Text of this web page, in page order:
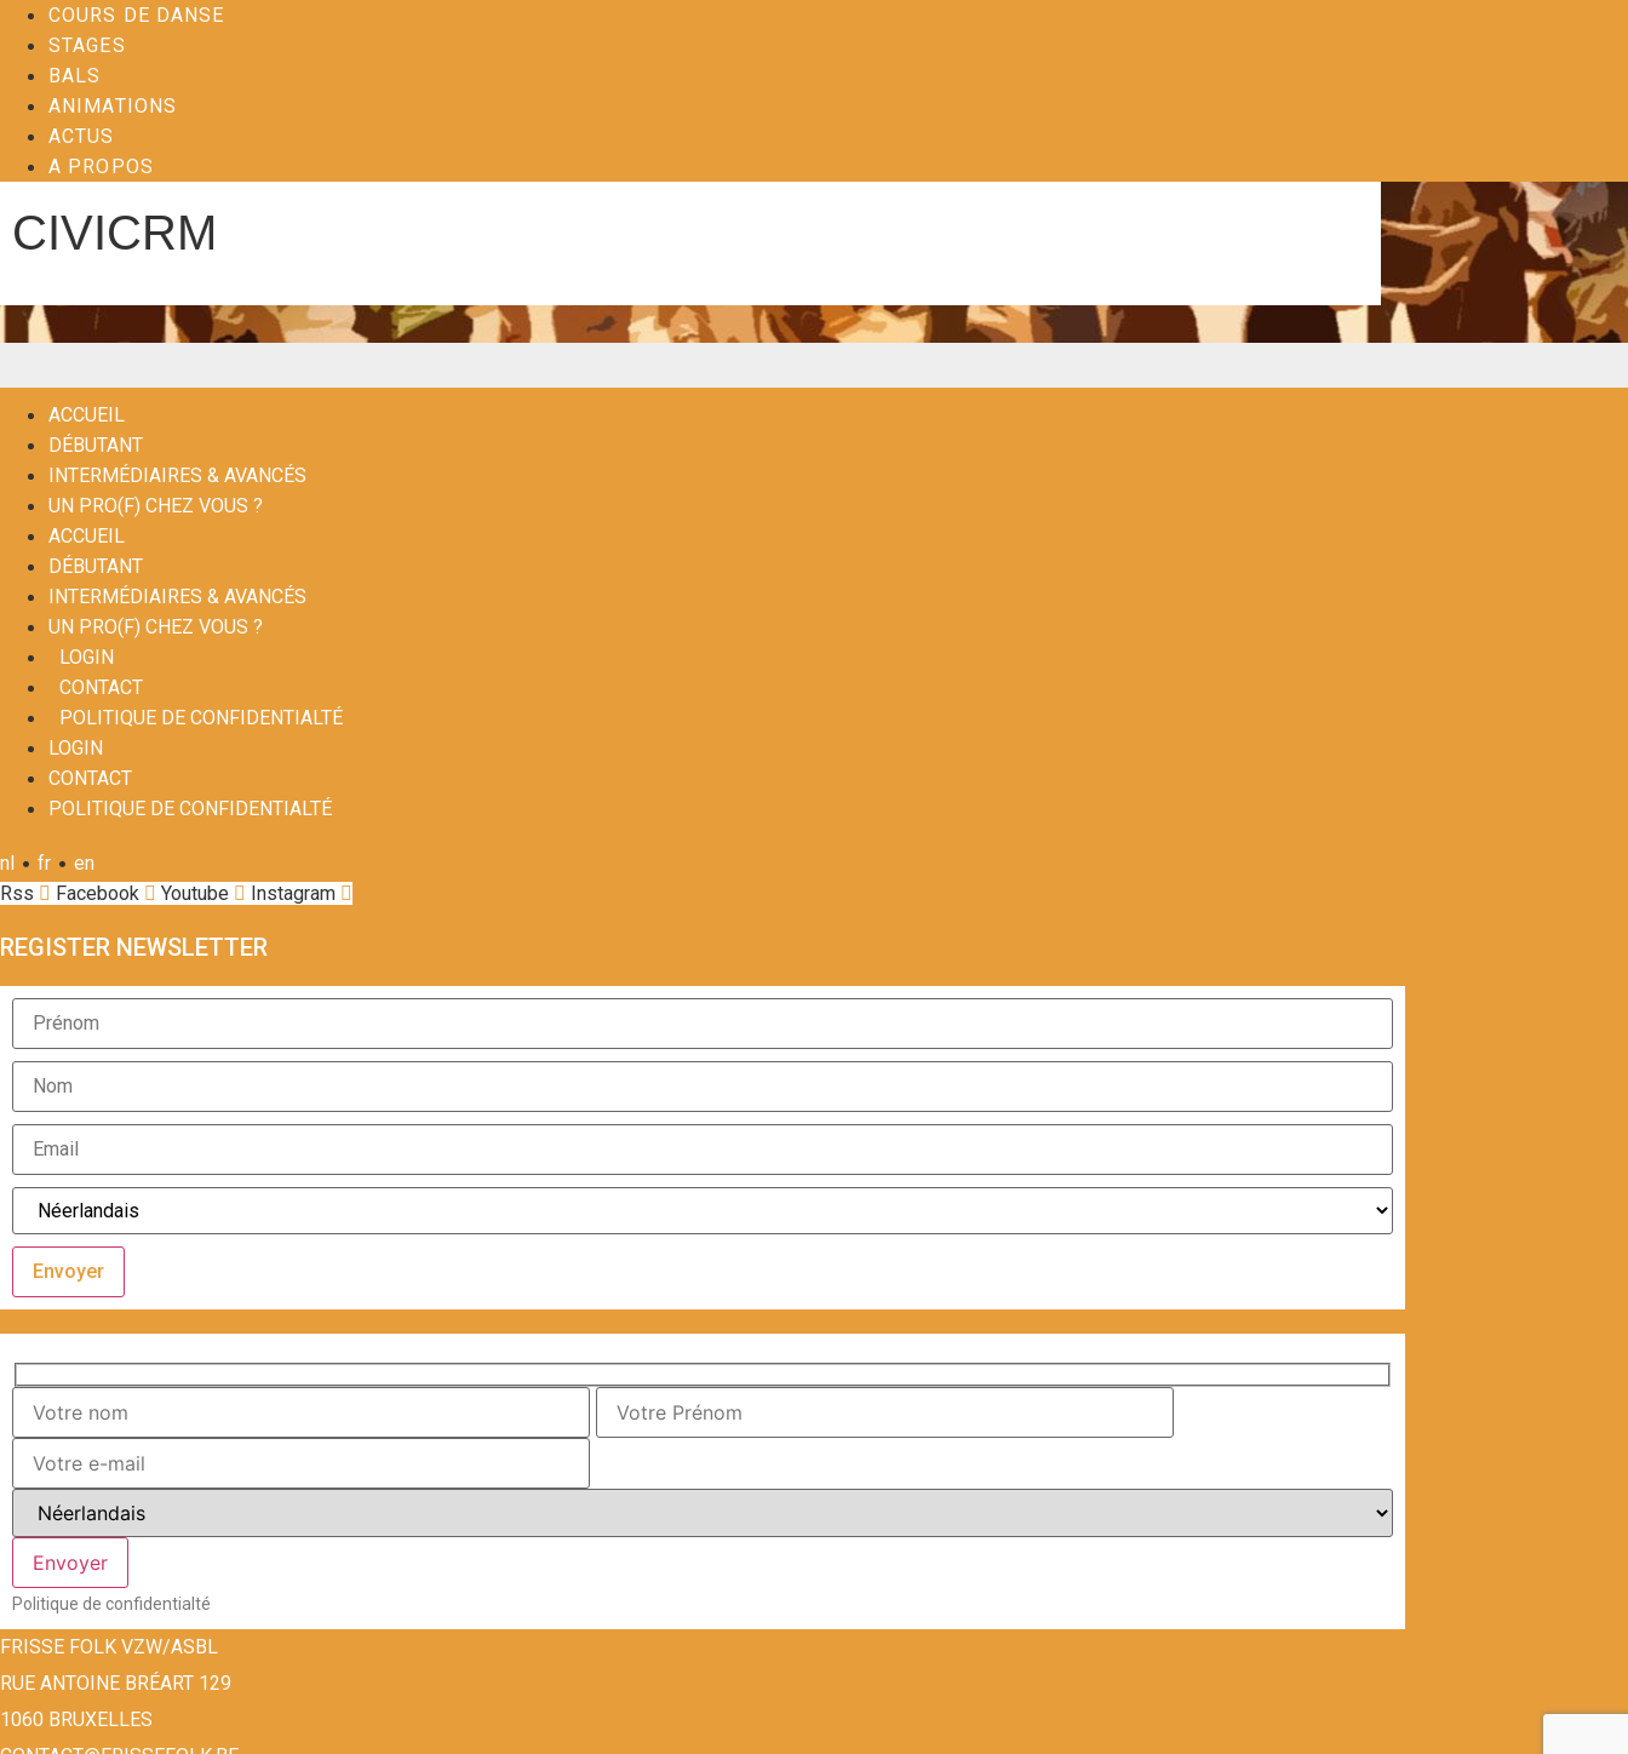
COURS DE DANSE
STAGES
BALS
ANIMATIONS
ACTUS
A PROPOS
CIVICRM
ACCUEIL
DÉBUTANT
INTERMÉDIAIRES & AVANCÉS
UN PRO(F) CHEZ VOUS ?
ACCUEIL
DÉBUTANT
INTERMÉDIAIRES & AVANCÉS
UN PRO(F) CHEZ VOUS ?
LOGIN
CONTACT
POLITIQUE DE CONFIDENTIALTÉ
LOGIN
CONTACT
POLITIQUE DE CONFIDENTIALTÉ
nl • fr • en
Rss
Facebook Youtube Instagram
REGISTER NEWSLETTER
Envoyer
Politique de confidentialté
FRISSE FOLK VZW/ASBL
RUE ANTOINE BRÉART 129
1060 BRUXELLES